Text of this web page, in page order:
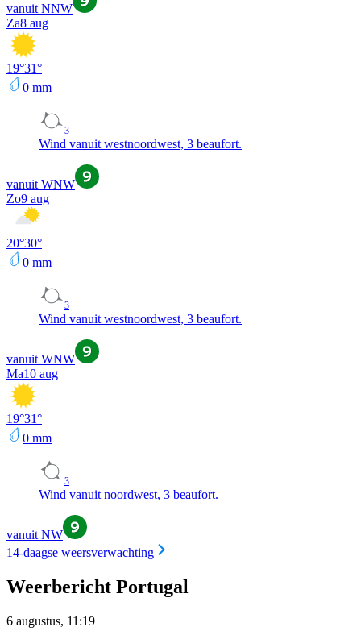
vanuit NNW
Za8 aug
19°31°
0 mm
3
Wind vanuit westnoordwest, 3 beaufort.
vanuit WNW
Zo9 aug
20°30°
0 mm
3
Wind vanuit westnoordwest, 3 beaufort.
vanuit WNW
Ma10 aug
19°31°
0 mm
3
Wind vanuit noordwest, 3 beaufort.
vanuit NW
14-daagse weersverwachting
Weerbericht Portugal
6 augustus, 11:19